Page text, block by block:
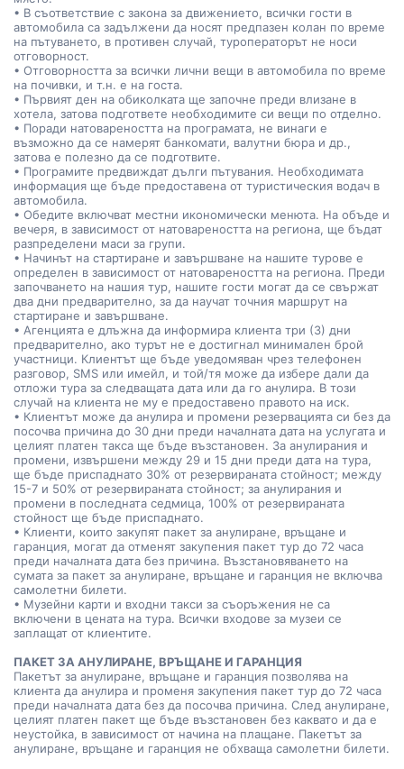
• В съответствие с закона за движението, всички гости в
автомобила са задължени да носят предпазен колан по време
на пътуването, в противен случай, туроператорът не носи
отговорност.
• Отговорността за всички лични вещи в автомобила по време
на почивки, и т.н. е на госта.
• Първият ден на обиколката ще започне преди влизане в
хотела, затова подгответе необходимите си вещи по отделно.
• Поради натовареността на програмата, не винаги е
възможно да се намерят банкомати, валутни бюра и др.,
затова е полезно да се подготвите.
• Програмите предвиждат дълги пътувания. Необходимата
информация ще бъде предоставена от туристическия водач в
автомобила.
• Обедите включват местни икономически менюта. На объде и
вечеря, в зависимост от натовареността на региона, ще бъдат
разпределени маси за групи.
• Начинът на стартиране и завършване на нашите турове е
определен в зависимост от натовареността на региона. Преди
започването на нашия тур, нашите гости могат да се свържат
два дни предварително, за да научат точния маршрут на
стартиране и завършване.
• Агенцията е длъжна да информира клиента три (3) дни
предварително, ако турът не е достигнал минимален брой
участници. Клиентът ще бъде уведомяван чрез телефонен
разговор, SMS или имейл, и той/тя може да избере дали да
отложи тура за следващата дата или да го анулира. В този
случай на клиента не му е предоставено правото на иск.
• Клиентът може да анулира и промени резервацията си без да
посочва причина до 30 дни преди началната дата на услугата и
целият платен такса ще бъде възстановен. За анулирания и
промени, извършени между 29 и 15 дни преди дата на тура,
ще бъде приспаднато 30% от резервираната стойност; между
15-7 и 50% от резервираната стойност; за анулирания и
промени в последната седмица, 100% от резервираната
стойност ще бъде приспаднато.
• Клиенти, които закупят пакет за анулиране, връщане и
гаранция, могат да отменят закупения пакет тур до 72 часа
преди началната дата без причина. Възстановяването на
сумата за пакет за анулиране, връщане и гаранция не включва
самолетни билети.
• Музейни карти и входни такси за съоръжения не са
включени в цената на тура. Всички входове за музеи се
заплащат от клиентите.
ПАКЕТ ЗА АНУЛИРАНЕ, ВРЪЩАНЕ И ГАРАНЦИЯ
Пакетът за анулиране, връщане и гаранция позволява на
клиента да анулира и променя закупения пакет тур до 72 часа
преди началната дата без да посочва причина. След анулиране,
целият платен пакет ще бъде възстановен без каквато и да е
неустойка, в зависимост от начина на плащане. Пакетът за
анулиране, връщане и гаранция не обхваща самолетни билети.